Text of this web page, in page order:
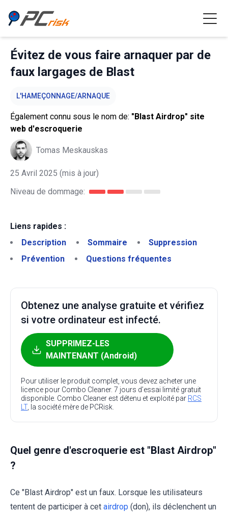
Évitez de vous faire arnaquer par de
faux largages de Blast
L'HAMEÇONNAGE/ARNAQUE
Également connu sous le nom de: "Blast Airdrop" site
web d'escroquerie
Tomas Meskauskas
25 Avril 2025 (mis à jour)
Niveau de dommage:
Liens rapides :
Description
Sommaire
Suppression
Prévention
Questions fréquentes
Obtenez une analyse gratuite et vérifiez
si votre ordinateur est infecté.
SUPPRIMEZ-LES
MAINTENANT (Android)
Pour utiliser le produit complet, vous devez acheter une
licence pour Combo Cleaner. 7 jours d’essai limité gratuit
disponible. Combo Cleaner est détenu et exploité par RCS
LT, la société mère de PCRisk.
Quel genre d'escroquerie est "Blast Airdrop"
?
Ce "Blast Airdrop" est un faux. Lorsque les utilisateurs
tentent de participer à cet airdrop (don), ils déclenchent un